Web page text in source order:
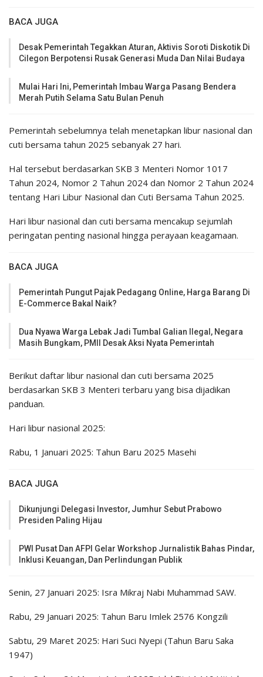
BACA JUGA
Desak Pemerintah Tegakkan Aturan, Aktivis Soroti Diskotik Di
Cilegon Berpotensi Rusak Generasi Muda Dan Nilai Budaya
Mulai Hari Ini, Pemerintah Imbau Warga Pasang Bendera
Merah Putih Selama Satu Bulan Penuh
Pemerintah sebelumnya telah menetapkan libur nasional dan
cuti bersama tahun 2025 sebanyak 27 hari.
Hal tersebut berdasarkan SKB 3 Menteri Nomor 1017
Tahun 2024, Nomor 2 Tahun 2024 dan Nomor 2 Tahun 2024
tentang Hari Libur Nasional dan Cuti Bersama Tahun 2025.
Hari libur nasional dan cuti bersama mencakup sejumlah
peringatan penting nasional hingga perayaan keagamaan.
BACA JUGA
Pemerintah Pungut Pajak Pedagang Online, Harga Barang Di
E-Commerce Bakal Naik?
Dua Nyawa Warga Lebak Jadi Tumbal Galian Ilegal, Negara
Masih Bungkam, PMII Desak Aksi Nyata Pemerintah
Berikut daftar libur nasional dan cuti bersama 2025
berdasarkan SKB 3 Menteri terbaru yang bisa dijadikan
panduan.
Hari libur nasional 2025:
Rabu, 1 Januari 2025: Tahun Baru 2025 Masehi
BACA JUGA
Dikunjungi Delegasi Investor, Jumhur Sebut Prabowo
Presiden Paling Hijau
PWI Pusat Dan AFPI Gelar Workshop Jurnalistik Bahas Pindar,
Inklusi Keuangan, Dan Perlindungan Publik
Senin, 27 Januari 2025: Isra Mikraj Nabi Muhammad SAW.
Rabu, 29 Januari 2025: Tahun Baru Imlek 2576 Kongzili
Sabtu, 29 Maret 2025: Hari Suci Nyepi (Tahun Baru Saka
1947)